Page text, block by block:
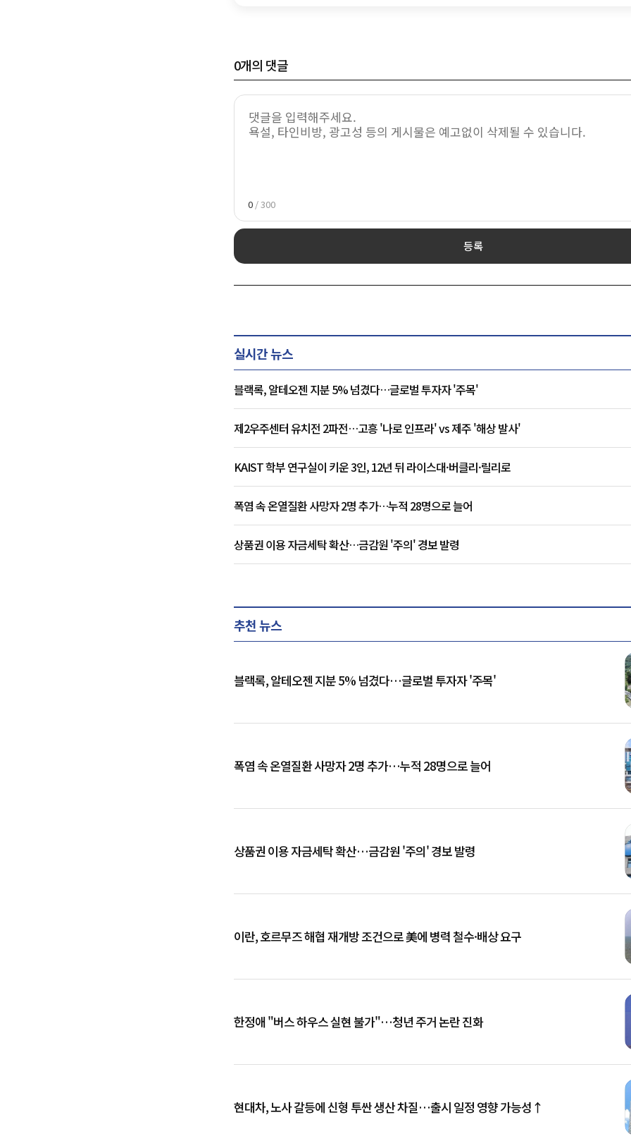
0개의 댓글
0 / 300
등록
실시간 뉴스
블랙록, 알테오젠 지분 5% 넘겼다…글로벌 투자자 '주목'
제2우주센터 유치전 2파전…고흥 '나로 인프라' vs 제주 '해상 발사'
KAIST 학부 연구실이 키운 3인, 12년 뒤 라이스대·버클리·릴리로
폭염 속 온열질환 사망자 2명 추가…누적 28명으로 늘어
상품권 이용 자금세탁 확산…금감원 '주의' 경보 발령
추천 뉴스
블랙록, 알테오젠 지분 5% 넘겼다…글로벌 투자자 '주목'
폭염 속 온열질환 사망자 2명 추가…누적 28명으로 늘어
상품권 이용 자금세탁 확산…금감원 '주의' 경보 발령
이란, 호르무즈 해협 재개방 조건으로 美에 병력 철수·배상 요구
한정애 "버스 하우스 실현 불가"…청년 주거 논란 진화
현대차, 노사 갈등에 신형 투싼 생산 차질…출시 일정 영향 가능성↑